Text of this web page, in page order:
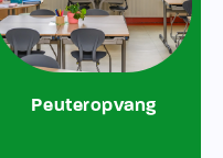
Peuteropvang